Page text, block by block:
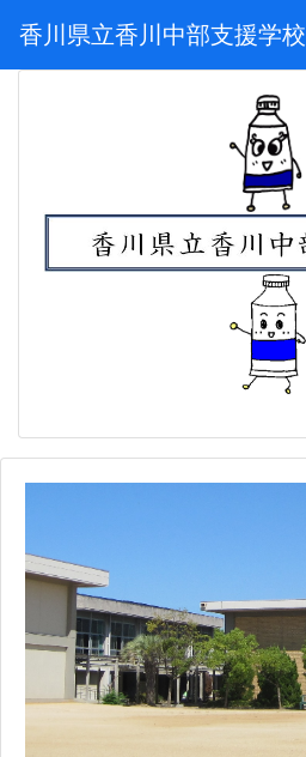
香川県立香川中部支援学校